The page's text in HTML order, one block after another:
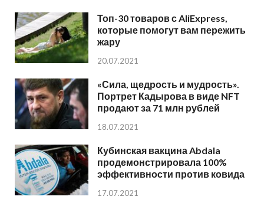
Топ-30 товаров с AliExpress,
которые помогут вам пережить
жару
20.07.2021
«Сила, щедрость и мудрость».
Портрет Кадырова в виде NFT
продают за 71 млн рублей
18.07.2021
Кубинская вакцина Abdala
продемонстрировала 100%
эффективности против ковида
17.07.2021